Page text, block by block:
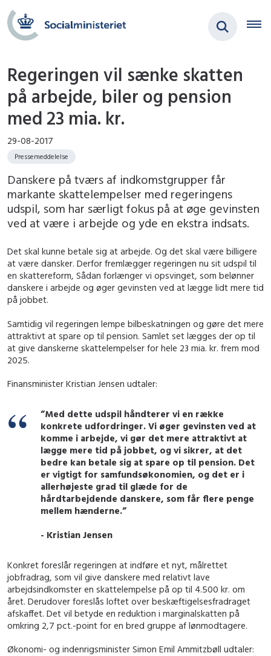
Regeringen vil sænke skatten
på arbejde, biler og pension
med 23 mia. kr.
29-08-2017
Pressemeddelelse
Danskere på tværs af indkomstgrupper får
markante skattelempelser med regeringens
udspil, som har særligt fokus på at øge gevinsten
ved at være i arbejde og yde en ekstra indsats.
Det skal kunne betale sig at arbejde. Og det skal være billigere
at være dansker. Derfor fremlægger regeringen nu sit udspil til
en skattereform, Sådan forlænger vi opsvinget, som belønner
danskere i arbejde og øger gevinsten ved at lægge lidt mere tid
på jobbet.
Samtidig vil regeringen lempe bilbeskatningen og gøre det mere
attraktivt at spare op til pension. Samlet set lægges der op til
at give danskerne skattelempelser for hele 23 mia. kr. frem mod
2025.
Finansminister Kristian Jensen udtaler:
”Med dette udspil håndterer vi en række
konkrete udfordringer. Vi øger gevinsten ved at
komme i arbejde, vi gør det mere attraktivt at
lægge mere tid på jobbet, og vi sikrer, at det
bedre kan betale sig at spare op til pension. Det
er vigtigt for samfundsøkonomien, og det er i
allerhøjeste grad til glæde for de
hårdtarbejdende danskere, som får flere penge
mellem hænderne.”
- Kristian Jensen
Konkret foreslår regeringen at indføre et nyt, målrettet
jobfradrag, som vil give danskere med relativt lave
arbejdsindkomster en skattelempelse på op til 4.500 kr. om
året. Derudover foreslås loftet over beskæftigelsesfradraget
afskaffet. Det vil betyde en reduktion i marginalskatten på
omkring 2,7 pct.-point for en bred gruppe af lønmodtagere.
Økonomi- og indenrigsminister Simon Emil Ammitzbøll udtaler: